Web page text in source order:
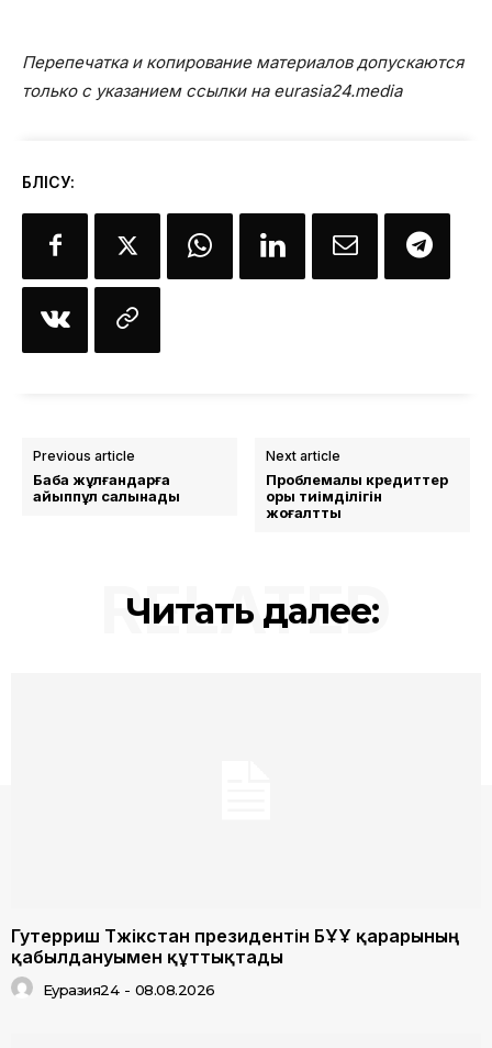
Перепечатка и копирование материалов допускаются
только с указанием ссылки на eurasia24.media
БӨЛІСУ:
Previous article
Бақбақ жұлғандарға
айыппұл салынады
Next article
Проблемалық кредиттер
қоры тиімділігін
жоғалтты
Читать далее:
RELATED
Гутерриш Тәжікстан президентін БҰҰ қарарының
қабылдануымен құттықтады
Еуразия24 - 08.08.2026